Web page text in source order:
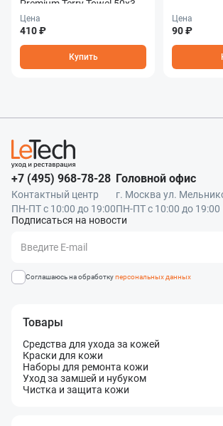
Premium Terry Towel 50x30
см
Цена
410 ₽
Купить
Цена
90 ₽
+7 (495) 968-78-28
Контактный центр
ПН-ПТ с 10:00 до 19:00
Головной офис
г. Москва ул.
ПН-ПТ с 10:00 до 19:00
Подписаться на новости
Адрес подписки успешно добавлен
Соглашаюсь на обработкуперсональных данных
Товары
Средства для ухода за кожей
Краски для кожи
Наборы для ремонта кожи
Уход за замшей и нубуком
Чистка и защита кожи